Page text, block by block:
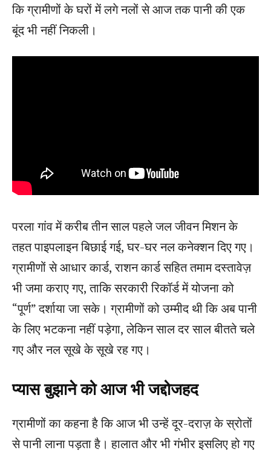
कि ग्रामीणों के घरों में लगे नलों से आज तक पानी की एक
बूंद भी नहीं निकली।
परला गांव में करीब तीन साल पहले जल जीवन मिशन के
तहत पाइपलाइन बिछाई गई, घर-घर नल कनेक्शन दिए गए।
ग्रामीणों से आधार कार्ड, राशन कार्ड सहित तमाम दस्तावेज़
भी जमा कराए गए, ताकि सरकारी रिकॉर्ड में योजना को
“पूर्ण” दर्शाया जा सके। ग्रामीणों को उम्मीद थी कि अब पानी
के लिए भटकना नहीं पड़ेगा, लेकिन साल दर साल बीतते चले
गए और नल सूखे के सूखे रह गए।
प्यास बुझाने को आज भी जद्दोजहद
ग्रामीणों का कहना है कि आज भी उन्हें दूर-दराज़ के स्रोतों
से पानी लाना पड़ता है। हालात और भी गंभीर इसलिए हो गए